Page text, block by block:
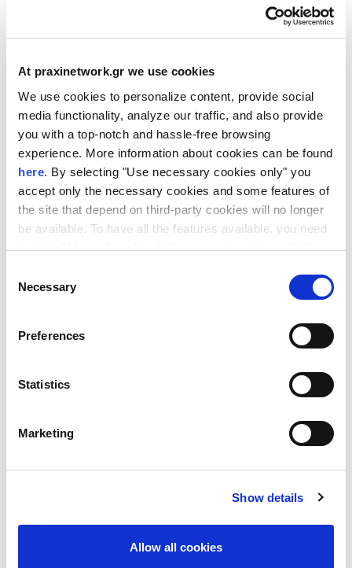
At praxinetwork.gr we use cookies
We use cookies to personalize content, provide social
media functionality, analyze our traffic, and also provide
you with a top-notch and hassle-free browsing
experience. More information about cookies can be found
here. By selecting "Use necessary cookies only" you
accept only the necessary cookies and some features of
the site that depend on third-party cookies will no longer
be available. To have all the features available, you need
to click "Allow all cookies". You can at any time edit the
our site under "Manage cookies".
Selection
Necessary
Preferences
Statistics
Marketing
Show details
Allow all cookies
επενδυτικών προτάσεων (pitching)
μπορούν να συμμετέχουν και οι
επιχειρήσεις που έχουν λάβει τη
Ανάλογα με τον αριθμό των αιτούντων, θα
υπάρχει είτε μια ειδική ξεχωριστή
Προσοχή: Παρακαλούμε συμπληρώστε στη
είναι κάτοχος SoE!
• Δωρεάν εισιτήρια για την European Angel
• Δυνατότητα παρουσίασης επενδυτικού
• Προβολή του επιχειρηματικού προφίλ
καμπάνιες
• Πρόσβαση σε όλα τα σεμινάρια και τις